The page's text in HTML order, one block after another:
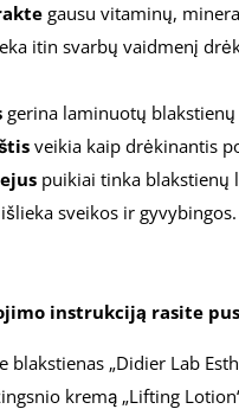
gausu vitaminų,
itin svarbų vaidmenį
gerina laminuotų
veikia kaip drėkinantis
puikiai tinka blakstienų
sveikos ir gyvybingos.
instrukciją rasite
blakstienas „Didier Lab
kremą „Lifting